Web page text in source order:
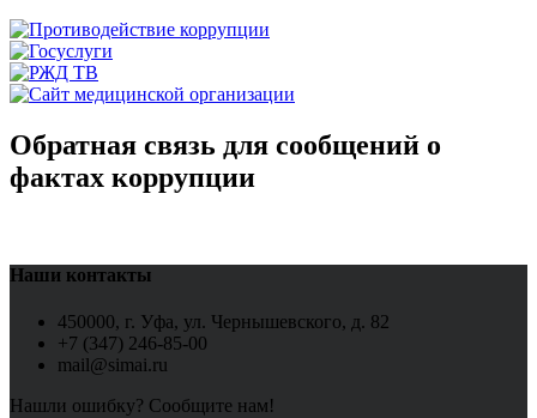
Обратная связь для сообщений о
фактах коррупции
Наши контакты
450000, г. Уфа, ул. Чернышевского, д. 82
+7 (347) 246-85-00
mail@simai.ru
Нашли ошибку? Сообщите нам!